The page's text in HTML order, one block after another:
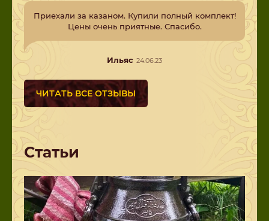
Приехали за казаном. Купили полный комплект!
Цены очень приятные. Спасибо.
Ильяс 24.06.23
ЧИТАТЬ ВСЕ ОТЗЫВЫ
Статьи